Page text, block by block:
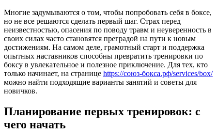
Многие задумываются о том, чтобы попробовать себя в боксе,
но не все решаются сделать первый шаг. Страх перед
неизвестностью, опасения по поводу травм и неуверенность в
своих силах часто становятся преградой на пути к новым
достижениям. На самом деле, грамотный старт и поддержка
опытных наставников способны превратить тренировки по
боксу в увлекательное и полезное приключение. Для тех, кто
только начинает, на странице https://союз-бокса.рф/services/box/
можно найти подходящие варианты занятий и советы для
новичков.
Планирование первых тренировок: с
чего начать